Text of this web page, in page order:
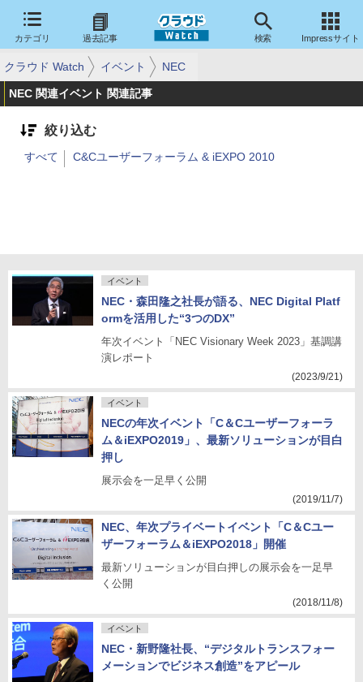
カテゴリ 過去記事 検索 Impressサイト
クラウド Watch イベント NEC
NEC 関連イベント 関連記事
絞り込む
すべて C&Cユーザーフォーラム & iEXPO 2010
イベント
NEC・森田隆之社長が語る、NEC Digital Platf
ormを活用した“3つのDX”
年次イベント「NEC Visionary Week 2023」基調講
演レポート
(2023/9/21)
イベント
NECの年次イベント「C＆Cユーザーフォーラ
ム＆iEXPO2019」、最新ソリューションが目白
押し
展示会を一足早く公開
(2019/11/7)
NEC、年次プライベートイベント「C＆Cユー
ザーフォーラム＆iEXPO2018」開催
最新ソリューションが目白押しの展示会を一足早
く公開
(2018/11/8)
イベント
NEC・新野隆社長、“デジタルトランスフォー
メーションでビジネス創造”をアピール